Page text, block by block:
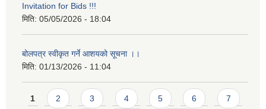
Invitation for Bids !!!
मिति: 05/05/2026 - 18:04
बोलपत्र स्वीकृत गर्ने आशयको सूचना ।।
मिति: 01/13/2026 - 11:04
Pages
1 2 3 4 5 6 7